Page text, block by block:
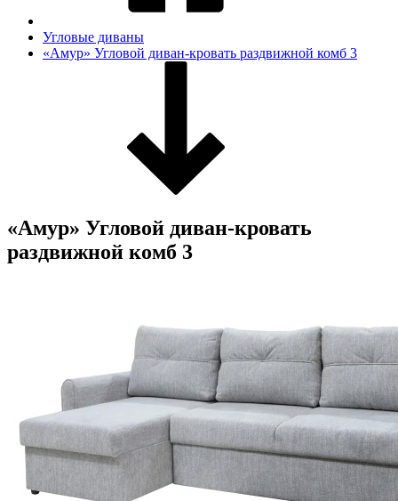
Угловые диваны
«Амур» Угловой диван-кровать раздвижной комб 3
«Амур» Угловой диван-кровать
раздвижной комб 3